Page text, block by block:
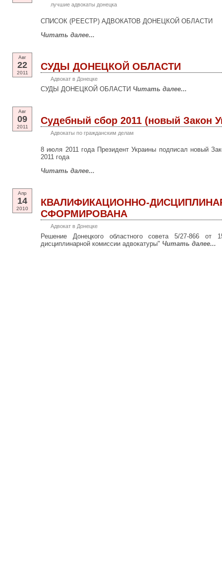
лучшие адвокаты донецка
СПИСОК (РЕЕСТР) АДВОКАТОВ ДОНЕЦКОЙ ОБЛАСТИ
Читать далее...
Авг
22
2011
СУДЫ ДОНЕЦКОЙ ОБЛАСТИ
Адвокат в Донецке
СУДЫ ДОНЕЦКОЙ ОБЛАСТИ Читать далее...
Авг
09
2011
Судебный сбор 2011 (новый Закон
Адвокаты по гражданским делам
8 июля 2011 года Президент Украины подписал новый
2011 года
Читать далее...
Апр
14
2010
КВАЛИФИКАЦИОННО-
СФОРМИРОВАНА
Адвокат в Донецке
Решение Донецкого областного совета 5/27-866 от
дисциплинарной комиссии адвокатуры" Читать далее...